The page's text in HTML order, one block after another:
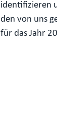
identifizieren
den von uns
für das Jahr